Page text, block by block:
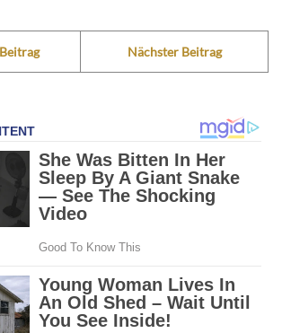
Nächster Beitrag